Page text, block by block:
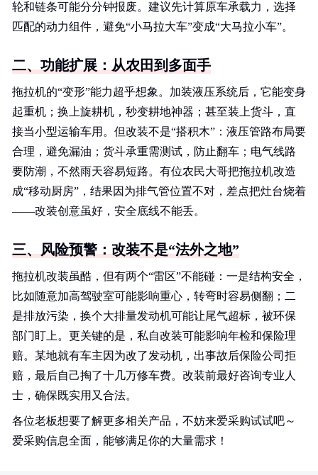
轮和链条可能分分钟报废。建议先计算原车承载力，选择
匹配的动力组件，避免“小马拉大车”变成“大马拉小车”。
二、功能扩展：从农田到多面手
拖拉机的“变形”能力超乎想象。加装液压系统后，它能变身
起重机；换上旋耕机，秒变耕地神器；甚至装上货斗，直
接当小型运输车用。但改装不是“搭积木”：液压管路布局要
合理，避免漏油；货斗承重需测试，防止翻车；电气线路
要防潮，不然雨天容易短路。有位农民大哥把拖拉机改造
成“移动厨房”，结果因为排气管位置不对，差点把灶台烧着
——改装创意虽好，安全底线不能丢。
三、风险预警：改装不是“法外之地”
拖拉机改装虽酷，但有两个“雷区”不能碰：一是结构安全，
比如随意加高驾驶室可能影响重心，转弯时容易侧翻；二
是排放污染，换个大排量发动机可能让尾气超标，被环保
部门盯上。更关键的是，私自改装可能影响年检和保险理
赔。某地就有车主因为改了发动机，出事故后保险公司拒
赔，最后自己掏了十几万修车费。改装前最好咨询专业人
士，确保既实用又合法。
各位老板想要了解更多相关产品，不妨来爱采购试试吧～
爱采购信息全面，能够满足你的大量需求！